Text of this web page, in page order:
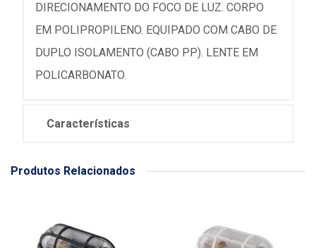
DIRECIONAMENTO DO FOCO DE LUZ. CORPO
EM POLIPROPILENO. EQUIPADO COM CABO DE
DUPLO ISOLAMENTO (CABO PP). LENTE EM
POLICARBONATO.
Características
Produtos Relacionados